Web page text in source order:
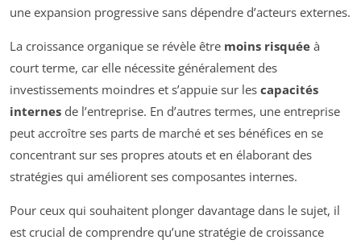
une expansion progressive sans dépendre d’acteurs externes.
La croissance organique se révèle être moins risquée à
court terme, car elle nécessite généralement des
investissements moindres et s’appuie sur les capacités
internes de l’entreprise. En d’autres termes, une entreprise
peut accroître ses parts de marché et ses bénéfices en se
concentrant sur ses propres atouts et en élaborant des
stratégies qui améliorent ses composantes internes.
Pour ceux qui souhaitent plonger davantage dans le sujet, il
est crucial de comprendre qu’une stratégie de croissance